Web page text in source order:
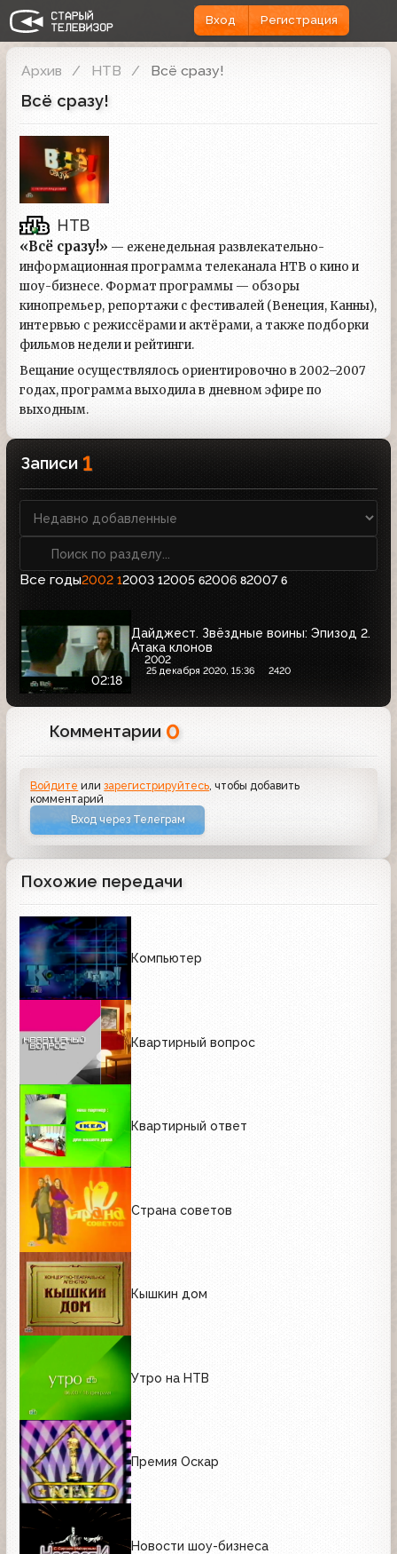
Вход Регистрация
Архив НТВ Всё сразу!
Всё сразу!
НТВ
«Всё сразу!» — еженедельная развлекательно-
информационная программа телеканала НТВ о кино и
шоу-бизнесе. Формат программы — обзоры
кинопремьер, репортажи с фестивалей (Венеция, Канны),
интервью с режиссёрами и актёрами, а также подборки
фильмов недели и рейтинги.
Вещание осуществлялось ориентировочно в 2002–2007
годах, программа выходила в дневном эфире по
выходным.
Записи 1
Все годы2002 12003 12005 62006 82007 6
02:18
Дайджест. Звёздные воины: Эпизод 2.
Атака клонов
2002
25 декабря 2020, 15:36 2420
Комментарии 0
Войдите илизарегистрируйтесь, чтобы добавить
комментарий
Вход через Телеграм
Похожие передачи
Компьютер
Квартирный вопрос
Квартирный ответ
Страна советов
Кышкин дом
Утро на НТВ
Премия Оскар
Новости шоу-бизнеса